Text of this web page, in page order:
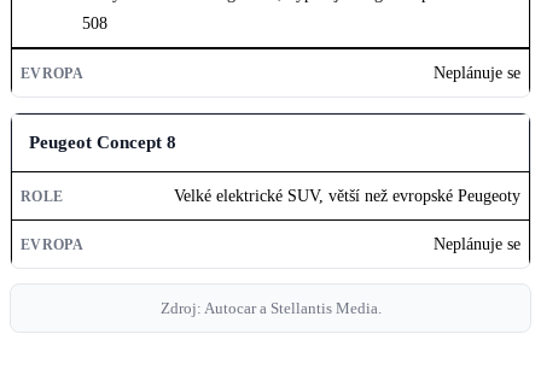
EVROPA508
Neplánuje se
Peugeot Concept 8
Velké elektrické SUV, větší než evropské Peugeoty
Neplánuje se
Zdroj: Autocar a Stellantis Media.